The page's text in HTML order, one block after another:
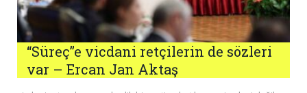
“Süreç”e vicdani retçilerin de sözleri
var – Ercan Jan Aktaş